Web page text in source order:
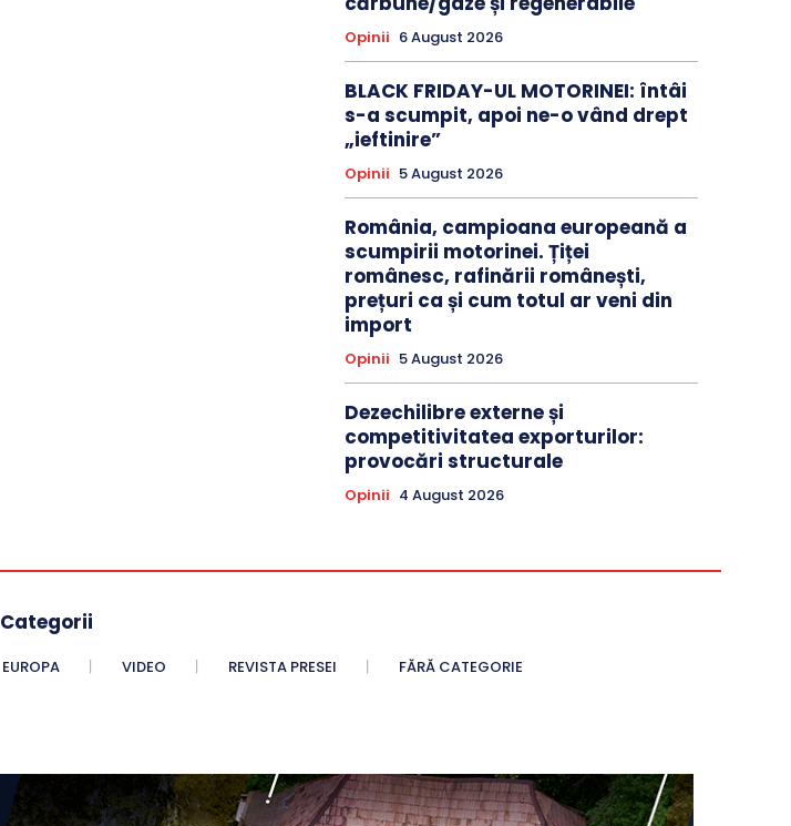
Opinii 6 August 2026
BLACK FRIDAY-UL MOTORINEI: întâi
s-a scumpit, apoi ne-o vând drept
„ieftinire”
Opinii 5 August 2026
România, campioana europeană a
scumpirii motorinei. Țiței
românesc, rafinării românești,
prețuri ca și cum totul ar veni din
import
Opinii 5 August 2026
Dezechilibre externe și
competitivitatea exporturilor:
provocări structurale
Opinii 4 August 2026
Categorii
EUROPA VIDEO REVISTA PRESEI FĂRĂ CATEGORIE